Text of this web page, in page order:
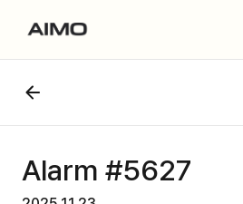
Alarm #5627